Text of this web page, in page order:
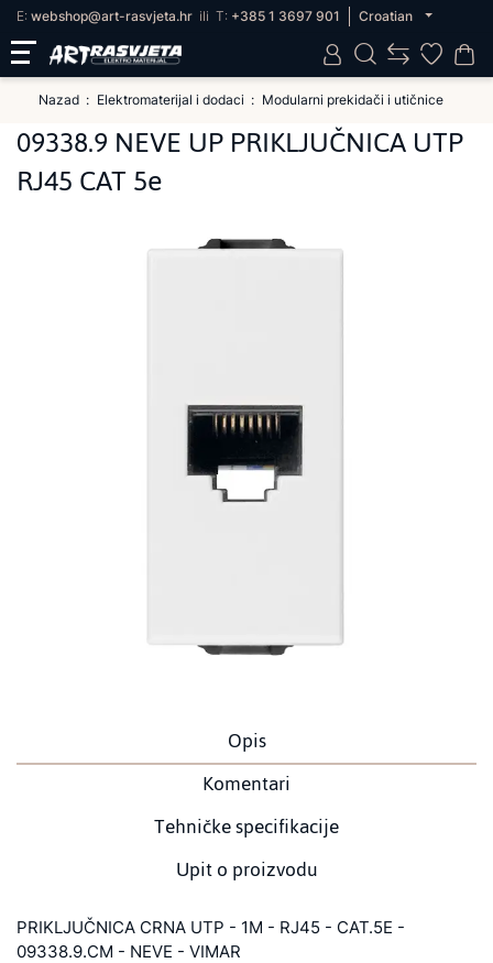
E: webshop@art-rasvjeta.hr ili T: +385 1 3697 901 Croatian
Nazad Elektromaterijal i dodaci Modularni prekidači i utičnice
09338.9 NEVE UP PRIKLJUČNICA UTP
RJ45 CAT 5e
Opis
Komentari
Tehničke specifikacije
Upit o proizvodu
PRIKLJUČNICA CRNA UTP - 1M - RJ45 - CAT.5E -
09338.9.CM - NEVE - VIMAR